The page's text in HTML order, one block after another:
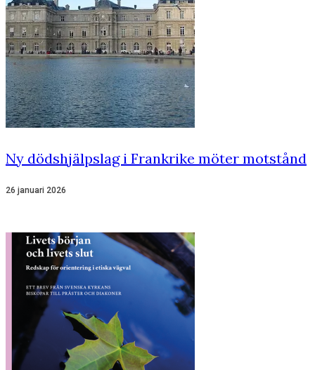
Ny dödshjälpslag i Frankrike möter motstånd
26 januari 2026